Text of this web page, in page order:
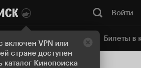
включен VPN или
стране доступен
каталог Кинопоиска
Войти
Онлайн-кинотеатр Билеты в